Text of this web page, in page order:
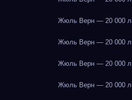
Жюль Верн — 20 000
Жюль Верн — 20 000
Жюль Верн — 20 000
Жюль Верн — 20 000